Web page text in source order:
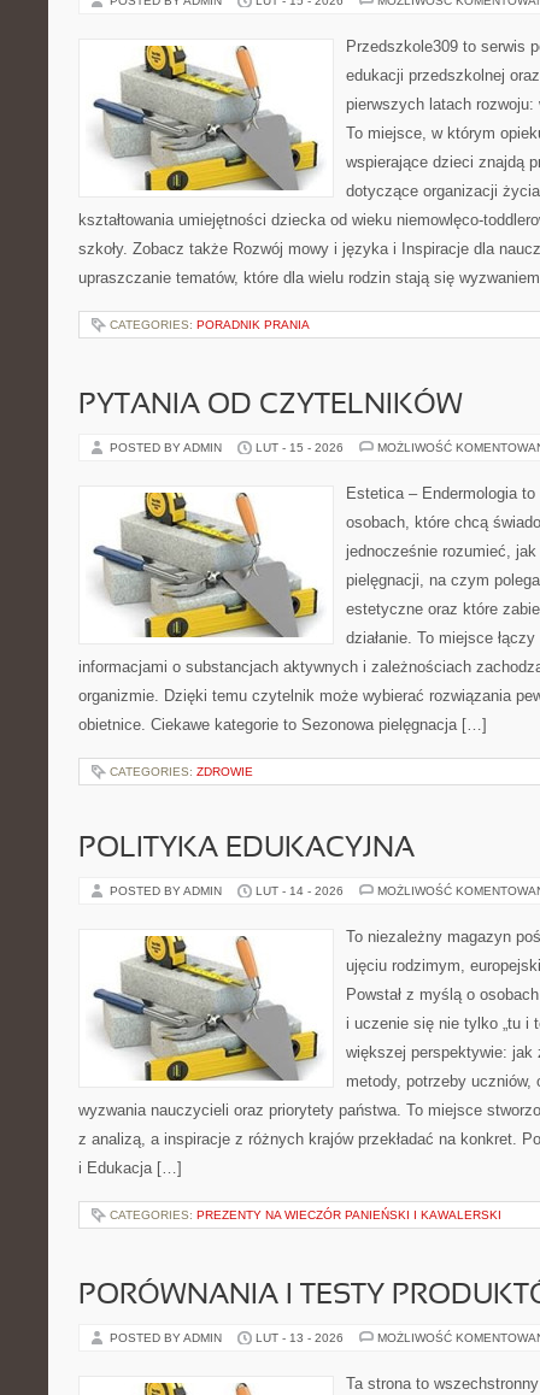
Przedszkole309 to serwis
edukacji przedszkolnej
pierwszych latach
To miejsce, w którym
wspierające dzieci znajdą
dotyczące organizacji
kształtowania umiejętności dziecka od wieku niemowlęco-
szkoły. Zobacz także Rozwój mowy i języka i Inspiracje dla
upraszczanie tematów, które dla wielu rodzin stają się
CATEGORIES: PORADNIK PRANIA
PYTANIA OD CZYTELNIKÓW
POSTED BY ADMIN LUT - 15 - 2026 MOŻLIWOŚĆ
Estetica – Endermologia
osobach, które chcą
jednocześnie rozumieć, jak
pielęgnacji, na czym
estetyczne oraz które
działanie. To miejsce
informacjami o substancjach aktywnych i zależnościach
organizmie. Dzięki temu czytelnik może wybierać rozwiązania
obietnice. Ciekawe kategorie to Sezonowa pielęgnacja […]
CATEGORIES: ZDROWIE
POLITYKA EDUKACYJNA
POSTED BY ADMIN LUT - 14 - 2026 MOŻLIWOŚĆ
To niezależny magazyn
ujęciu rodzimym,
Powstał z myślą o
i uczenie się nie tylko „tu i
większej perspektywie: jak
metody, potrzeby
wyzwania nauczycieli oraz priorytety państwa. To miejsce
z analizą, a inspiracje z różnych krajów przekładać na konkret.
i Edukacja […]
CATEGORIES: PREZENTY NA WIECZÓR PANIEŃSKI I KAWALERSKI
PORÓWNANIA I TESTY
POSTED BY ADMIN LUT - 13 - 2026 MOŻLIWOŚĆ
Ta strona to